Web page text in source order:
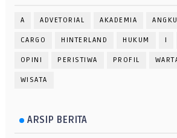
A ADVETORIAL AKADEMIA
CARGO HINTERLAND HUKUM I
OPINI PERISTIWA PROFIL
WISATA
ARSIP BERITA